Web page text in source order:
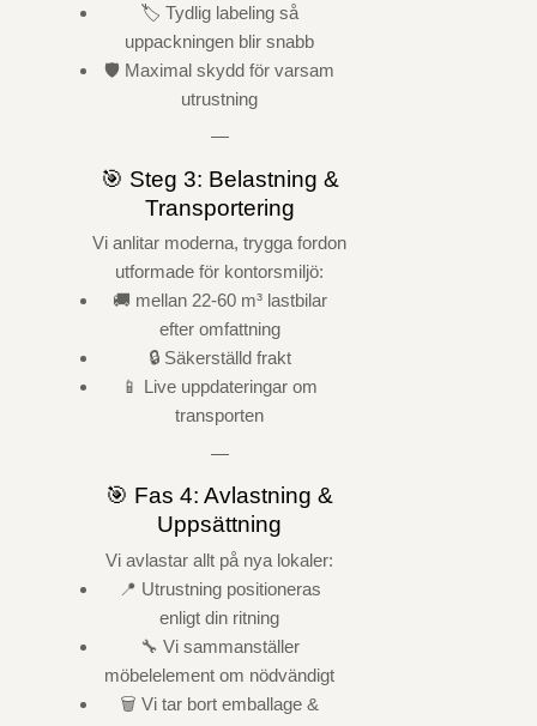
🏷️ Tydlig labeling så
uppackningen blir snabb
🛡️ Maximal skydd för varsam
utrustning
—
🎯 Steg 3: Belastning &
Transportering
Vi anlitar moderna, trygga fordon
utformade för kontorsmiljö:
🚚 mellan 22-60 m³ lastbilar
efter omfattning
🔒 Säkerställd frakt
📱 Live uppdateringar om
transporten
—
🎯 Fas 4: Avlastning &
Uppsättning
Vi avlastar allt på nya lokaler:
📍 Utrustning positioneras
enligt din ritning
🔧 Vi sammanställer
möbelelement om nödvändigt
🗑️ Vi tar bort emballage &